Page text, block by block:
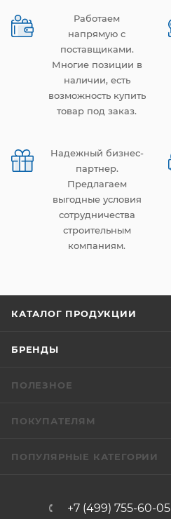
Работаем
напрямую с
поставщиками.
Многие позиции в
наличии, есть
возможность купить
товар под заказ.
Надежный бизнес-
партнер.
Предлагаем
выгодные условия
сотрудничества
строительным
компаниям.
КАТАЛОГ ПРОДУКЦИИ
БРЕНДЫ
ПОЛЕЗНОЕ
ПОКУПАТЕЛЯМ
ПОПУЛЯРНЫЕ КАТЕГОРИИ
+7 (499) 755-60-05